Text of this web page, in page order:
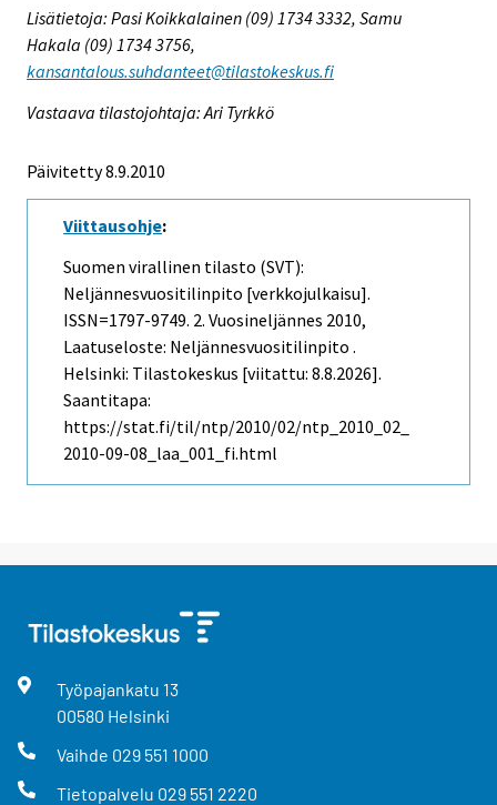
Lisätietoja: Pasi Koikkalainen (09) 1734 3332, Samu
Hakala (09) 1734 3756,
kansantalous.suhdanteet@tilastokeskus.fi
Vastaava tilastojohtaja: Ari Tyrkkö
Päivitetty 8.9.2010
Viittausohje:
Suomen virallinen tilasto (SVT):
Neljännesvuositilinpito [verkkojulkaisu].
ISSN=1797-9749. 2. Vuosineljännes 2010,
Laatuseloste: Neljännesvuositilinpito .
Helsinki: Tilastokeskus [viitattu: 8.8.2026].
Saantitapa:
https://stat.fi/til/ntp/2010/02/ntp_2010_02_
2010-09-08_laa_001_fi.html
Työpajankatu 13
00580 Helsinki
Vaihde 029 551 1000
Tietopalvelu 029 551 2220